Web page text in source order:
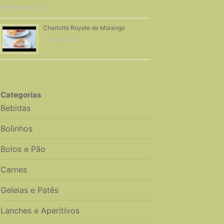
6 Novembro, 2025
Charlotte Royale de Morango
1 Junho, 2020
Categorias
Bebidas
Bolinhos
Bolos e Pão
Carnes
Geleias e Patês
Lanches e Aperitivos